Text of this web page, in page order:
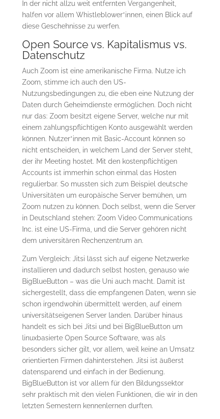
In der nicht allzu weit entfernten Vergangenheit,
halfen vor allem Whistleblower*innen, einen Blick auf
diese Geschehnisse zu werfen.
Open Source vs. Kapitalismus vs.
Datenschutz
Auch Zoom ist eine amerikanische Firma. Nutze ich
Zoom, stimme ich auch den US-
Nutzungsbedingungen zu, die eben eine Nutzung der
Daten durch Geheimdienste ermöglichen. Doch nicht
nur das: Zoom besitzt eigene Server, welche nur mit
einem zahlungspflichtigen Konto ausgewählt werden
können. Nutzer*innen mit Basic-Account können so
nicht entscheiden, in welchem Land der Server steht,
der ihr Meeting hostet. Mit den kostenpflichtigen
Accounts ist immerhin schon einmal das Hosten
regulierbar. So mussten sich zum Beispiel deutsche
Universitäten um europäische Server bemühen, um
Zoom nutzen zu können. Doch selbst, wenn die Server
in Deutschland stehen: Zoom Video Communications
Inc. ist eine US-Firma, und die Server gehören nicht
dem universitären Rechenzentrum an.
Zum Vergleich: Jitsi lässt sich auf eigene Netzwerke
installieren und dadurch selbst hosten, genauso wie
BigBlueButton – was die Uni auch macht. Damit ist
sichergestellt, dass die empfangenen Daten, wenn sie
schon irgendwohin übermittelt werden, auf einem
universitätseigenen Server landen. Darüber hinaus
handelt es sich bei Jitsi und bei BigBlueButton um
linuxbasierte Open Source Software, was als
besonders sicher gilt, vor allem, weil keine an Umsatz
orientierten Firmen dahinterstehen. Jitsi ist äußerst
datensparend und einfach in der Bedienung.
BigBlueButton ist vor allem für den Bildungssektor
sehr praktisch mit den vielen Funktionen, die wir in den
letzten Semestern kennenlernen durften.